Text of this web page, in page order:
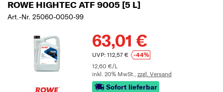
ROWE HIGHTEC ATF 9005 [5 L]
Art.-Nr. 25060-0050-99
63,01 €
UVP: 112,57 €
-44%
12,60 €/L
inkl. 20% MwSt., zzgl. Versand
Sofort lieferbar